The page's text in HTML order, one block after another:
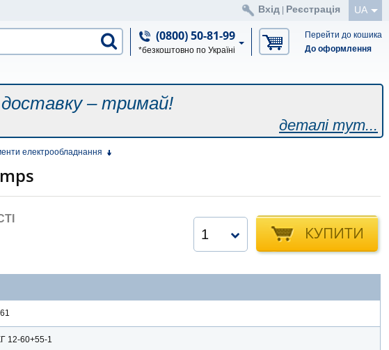
UA
Вхід Реєстрація
(0800) 50-81-99
*безкоштовно по Україні
Перейти до кошика
До оформлення
доставку – тримай!
деталі тут...
електрообладнання
КУПИТИ
1
12-60+55-1